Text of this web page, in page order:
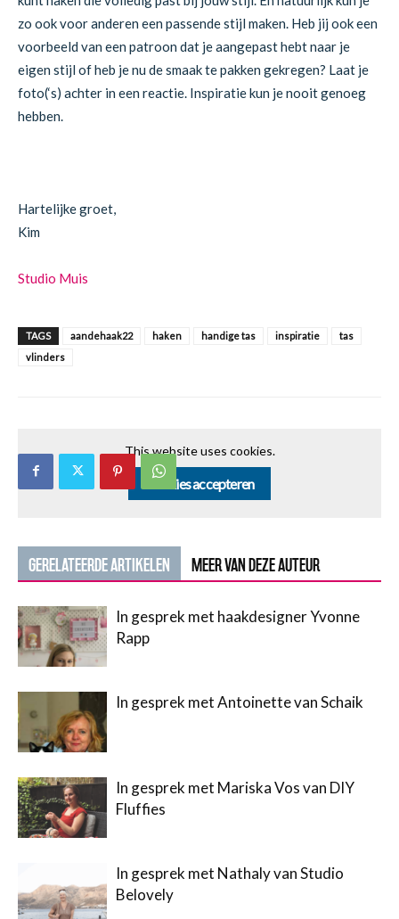
zo ook voor anderen een passende stijl maken. Heb jij ook een
voorbeeld van een patroon dat je aangepast hebt naar je
eigen stijl of heb je nu de smaak te pakken gekregen? Laat je
foto(‘s) achter in een reactie. Inspiratie kun je nooit genoeg
hebben.
Hartelijke groet,
Kim
Studio Muis
TAGS aandehaak22 haken handige tas inspiratie
tas
vlinders
This website uses cookies.
Cookies accepteren
GERELATEERDE ARTIKELEN MEER VAN DEZE AUTEUR
In gesprek met haakdesigner Yvonne
Rapp
In gesprek met Antoinette van Schaik
In gesprek met Mariska Vos van DIY
Fluffies
In gesprek met Nathaly van Studio
Belovely